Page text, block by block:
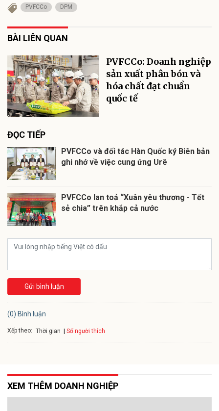
PVFCCo DPM
BÀI LIÊN QUAN
PVFCCo: Doanh nghiệp
sản xuất phân bón và
hóa chất đạt chuẩn
quốc tế
ĐỌC TIẾP
PVFCCo và đối tác Hàn Quốc ký Biên bản
ghi nhớ về việc cung ứng Urê
PVFCCo lan toả “Xuân yêu thương - Tết
sẻ chia” trên khắp cả nước
Gửi bình luận
(0) Bình luận
Xếp theo: Thời gian Số người thích
XEM THÊM DOANH NGHIỆP